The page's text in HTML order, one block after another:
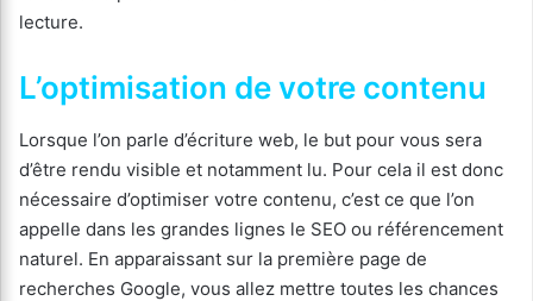
lecture.
L’optimisation de votre contenu
Lorsque l’on parle d’écriture web, le but pour vous sera
d’être rendu visible et notamment lu. Pour cela il est donc
nécessaire d’optimiser votre contenu, c’est ce que l’on
appelle dans les grandes lignes le SEO ou référencement
naturel. En apparaissant sur la première page de
recherches Google, vous allez mettre toutes les chances